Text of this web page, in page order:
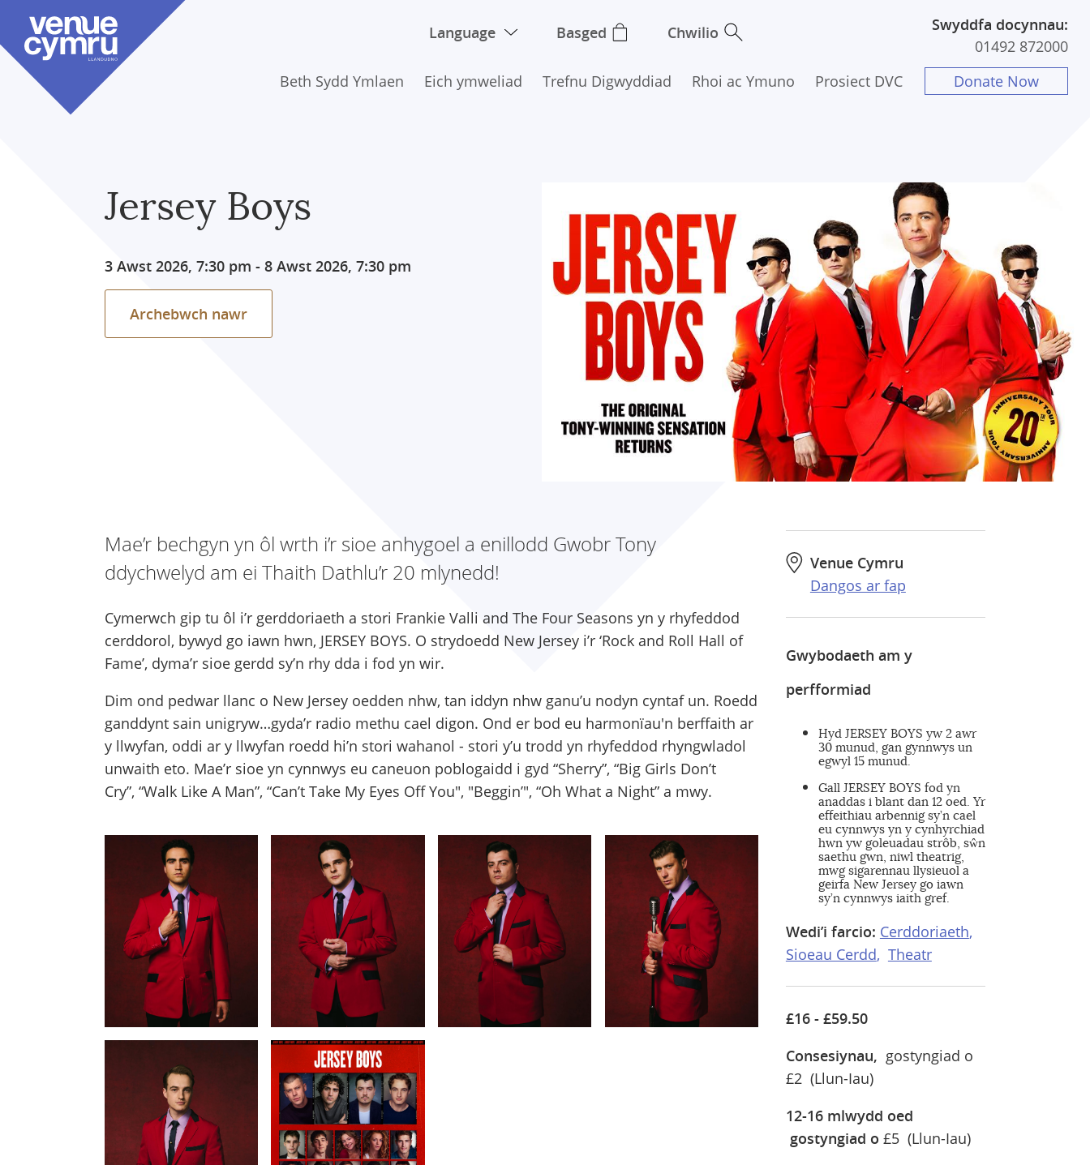
main
content
Language Basged Chwilio
Beth Sydd Ymlaen Eich ymweliad Trefnu Digwyddiad Rhoi ac Ymuno Prosiect DVC
Swyddfa docynnau:
01492 872000
Donate Now
Jersey Boys
3 Awst 2026, 7:30 pm - 8 Awst 2026, 7:30 pm
Archebwch nawr
Mae’r bechgyn yn ôl wrth i’r sioe anhygoel a enillodd Gwobr Tony
ddychwelyd am ei Thaith Dathlu’r 20 mlynedd!
Cymerwch gip tu ôl i’r gerddoriaeth a stori Frankie Valli and The Four Seasons yn y rhyfeddod
cerddorol, bywyd go iawn hwn, JERSEY BOYS. O strydoedd New Jersey i’r ‘Rock and Roll Hall of
Fame’, dyma’r sioe gerdd sy’n rhy dda i fod yn wir.
Dim ond pedwar llanc o New Jersey oedden nhw, tan iddyn nhw ganu’u nodyn cyntaf un. Roedd
ganddynt sain unigryw…gyda’r radio methu cael digon. Ond er bod eu harmonïau'n berffaith ar
y llwyfan, oddi ar y llwyfan roedd hi’n stori wahanol - stori y’u trodd yn rhyfeddod rhyngwladol
unwaith eto. Mae’r sioe yn cynnwys eu caneuon poblogaidd i gyd “Sherry”, “Big Girls Don’t
Cry”, “Walk Like A Man”, “Can’t Take My Eyes Off You", "Beggin’", “Oh What a Night” a mwy.
Venue Cymru
Dangos ar fap
Gwybodaeth am y
perfformiad
Hyd JERSEY BOYS yw 2 awr
30 munud, gan gynnwys un
egwyl 15 munud.
Gall JERSEY BOYS fod yn
anaddas i blant dan 12 oed. Yr
effeithiau arbennig sy’n cael
eu cynnwys yn y cynhyrchiad
hwn yw goleuadau strôb, sŵn
saethu gwn, niwl theatrig,
mwg sigarennau llysieuol a
geirfa New Jersey go iawn
sy’n cynnwys iaith gref.
Wedi’i farcio: Cerddoriaeth
Sioeau Cerdd
Theatr
£16 - £59.50
Consesiynau, gostyngiad o
£2 (Llun-Iau)
12-16 mlwydd oed
gostyngiad o £5 (Llun-Iau)